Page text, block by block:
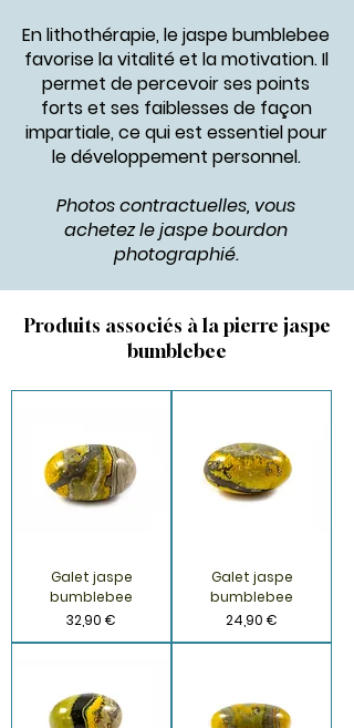
En lithothérapie, le jaspe bumblebee
favorise la vitalité et la motivation. Il
permet de percevoir ses points
forts et ses faiblesses de façon
impartiale, ce qui est essentiel pour
le développement personnel.
Photos contractuelles, vous
achetez le jaspe bourdon
photographié.
Produits associés à la pierre jaspe
bumblebee
Galet jaspe
bumblebee
Prix
32,90 €
Galet jaspe
bumblebee
Prix
24,90 €